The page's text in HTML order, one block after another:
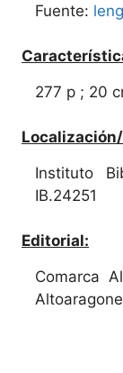
Fuente:
277 p ; 20
Instituto
IB.24251
Editorial:
Comarca